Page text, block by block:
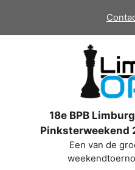
de
18e BPB
Pinksterweekend
Een van de